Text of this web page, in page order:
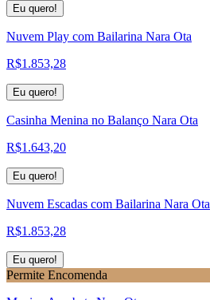
Eu quero!
Nuvem Play com Bailarina Nara Ota
R$1.853,28
Eu quero!
Casinha Menina no Balanço Nara Ota
R$1.643,20
Eu quero!
Nuvem Escadas com Bailarina Nara Ota
R$1.853,28
Eu quero!
Permite Encomenda